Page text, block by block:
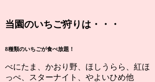
当園のいちご狩りは・・・
8種類のいちごが食べ放題！
べにたま、かおり野、ほしうらら、紅ほ
っぺ、スターナイト、やよいひめ他